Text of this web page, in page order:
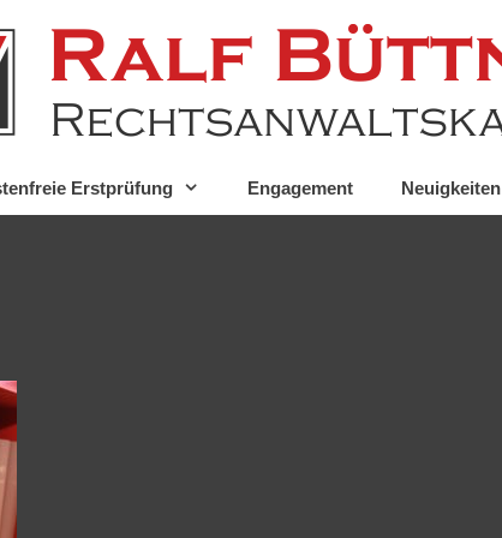
Erstprüfung Engagement Neuigkeiten